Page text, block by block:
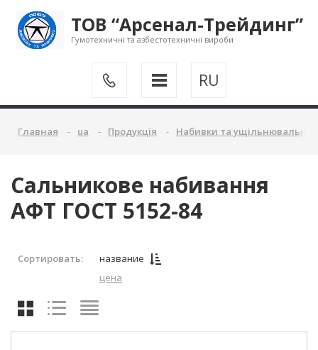
ТОВ “Арсенал-Трейдинг”
Гумотехничні та азбестотехничні вироби
RU
Главная ua Продукція Набивки та ущільнювальні
Сальникове набивання
АФТ ГОСТ 5152-84
Сортировать:
название
цена